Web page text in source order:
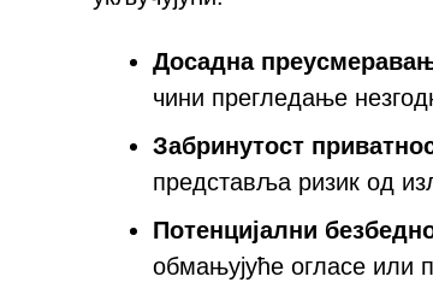
Досадна
чини прегледање
Забринутост
представља ризик од
Потенцијални
обмањујуће огласе или